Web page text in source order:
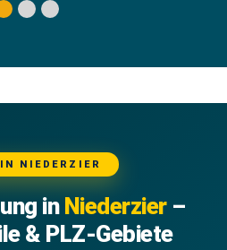
NIEDERZIER
in Niederzier–
& PLZ-Gebiete